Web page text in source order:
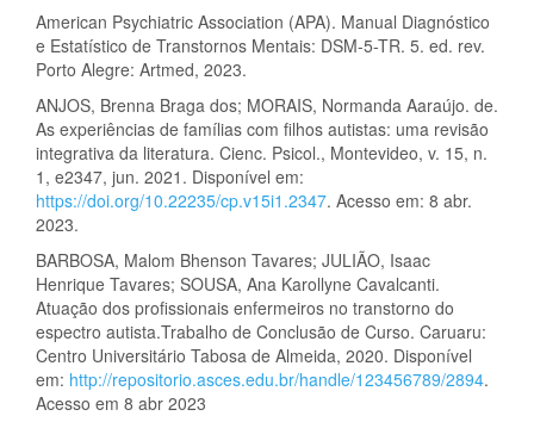
American Psychiatric Association (APA). Manual Diagnóstico
e Estatístico de Transtornos Mentais: DSM-5-TR. 5. ed. rev.
Porto Alegre: Artmed, 2023.
ANJOS, Brenna Braga dos; MORAIS, Normanda Aaraújo. de.
As experiências de famílias com filhos autistas: uma revisão
integrativa da literatura. Cienc. Psicol., Montevideo, v. 15, n.
1, e2347, jun. 2021. Disponível em:
https://doi.org/10.22235/cp.v15i1.2347. Acesso em: 8 abr.
2023.
BARBOSA, Malom Bhenson Tavares; JULIÃO, Isaac
Henrique Tavares; SOUSA, Ana Karollyne Cavalcanti.
Atuação dos profissionais enfermeiros no transtorno do
espectro autista.Trabalho de Conclusão de Curso. Caruaru:
Centro Universitário Tabosa de Almeida, 2020. Disponível
em: http://repositorio.asces.edu.br/handle/123456789/2894.
Acesso em 8 abr 2023